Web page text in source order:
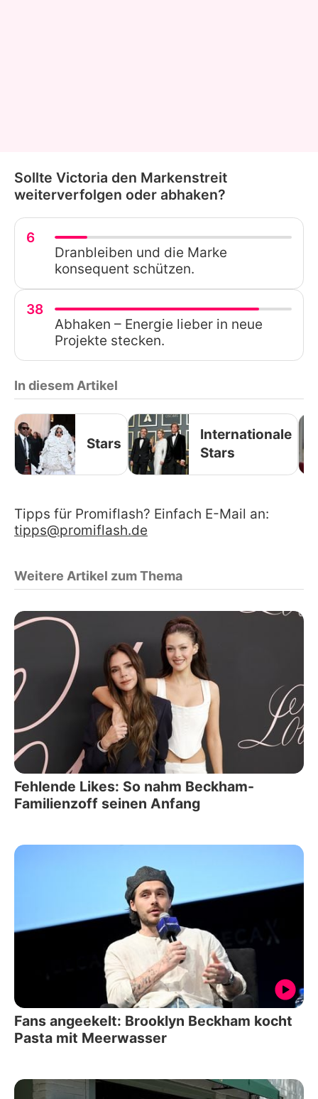
Sollte Victoria den Markenstreit
weiterverfolgen oder abhaken?
6
Dranbleiben und die Marke
konsequent schützen.
38
Abhaken – Energie lieber in neue
Projekte stecken.
In diesem Artikel
Stars
Internationale
Stars
Tipps für Promiflash? Einfach E-Mail an:
tipps@promiflash.de
Weitere Artikel zum Thema
Fehlende Likes: So nahm Beckham-
Familienzoff seinen Anfang
Fans angeekelt: Brooklyn Beckham kocht
Pasta mit Meerwasser